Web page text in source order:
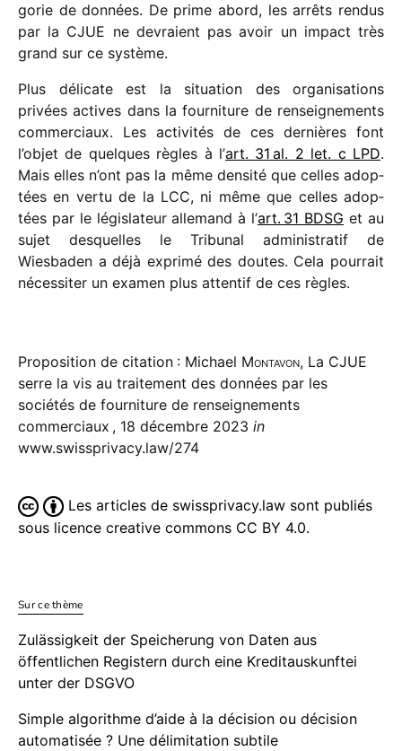
go­rie de données. De prime abord, les arrêts rendus
par la CJUE ne devraient pas avoir un impact très
grand sur ce système.
Plus déli­cate est la situa­tion des orga­ni­sa­tions
privées actives dans la four­ni­ture de rensei­gne­ments
commer­ciaux. Les acti­vi­tés de ces dernières font
l’objet de quelques règles à l’art. 31 al. 2 let. c LPD.
Mais elles n’ont pas la même densité que celles adop­
tées en vertu de la LCC, ni même que celles adop­
tées par le légis­la­teur alle­mand à l’art. 31 BDSG et au
sujet desquelles le Tribunal admi­nis­tra­tif de
Wiesbaden a déjà exprimé des doutes. Cela pour­rait
néces­si­ter un examen plus atten­tif de ces règles.
Proposition de citation : Michael Montavon, La CJUE
serre la vis au traitement des données par les
sociétés de fourniture de renseignements
commerciaux , 18 décembre 2023 in
www.swissprivacy.law/274
Les articles de swissprivacy.law sont publiés
sous licence creative commons CC BY 4.0.
Sur ce thème
Zulässigkeit der Speicherung von Daten aus
öffentlichen Registern durch eine Kreditauskunftei
unter der DSGVO
Simple algorithme d’aide à la décision ou décision
automatisée ? Une délimitation subtile